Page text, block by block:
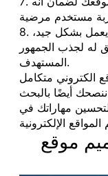
8. إطلاق الموقع: بعد التأكد من أن الموقع يعمل بشكل جيد،
له لجذب الجمهور
المستهدف.
الكتروني متكامل
أيضًا بالبحث
مهاراتك في
موقع